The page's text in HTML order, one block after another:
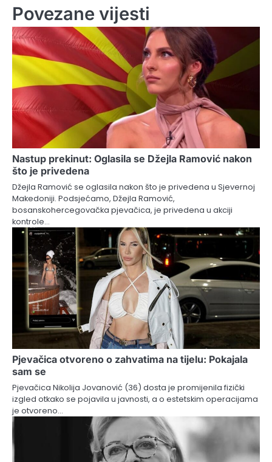
Povezane vijesti
Nastup prekinut: Oglasila se Džejla Ramović nakon
što je privedena
Džejla Ramović se oglasila nakon što je privedena u Sjevernoj
Makedoniji. Podsjećamo, Džejla Ramović,
bosanskohercegovačka pjevačica, je privedena u akciji
kontrole…
Pjevačica otvoreno o zahvatima na tijelu: Pokajala
sam se
Pjevačica Nikolija Jovanović (36) dosta je promijenila fizički
izgled otkako se pojavila u javnosti, a o estetskim operacijama
je otvoreno…